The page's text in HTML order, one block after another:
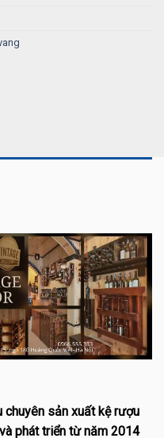
sản xuất kệ rượu
phát triển từ năm 2014